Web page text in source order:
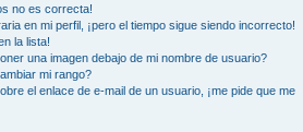
no es correcta!
en mi perfil, ¡pero el tiempo sigue siendo incorrecto!
la lista!
una imagen debajo de mi nombre de usuario?
mi rango?
el enlace de e-mail de un usuario, ¡me pide que me